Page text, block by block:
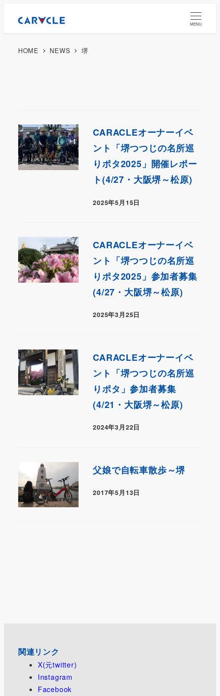
MENU
HOME NEWS 堺
CARACLEオーナーイベ
ント「堺つつじの名所巡
りポタ2025」開催レポー
ト(4/27・大阪堺～松原)
2025年5月15日
CARACLEオーナーイベ
ント「堺つつじの名所巡
りポタ2025」参加者募集
(4/27・大阪堺～松原)
2025年3月25日
CARACLEオーナーイベ
ント「堺つつじの名所巡
りポタ」参加者募集
(4/21・大阪堺～松原)
2024年3月22日
父娘で自転車散歩～堺
2017年5月13日
関連リンク
X(元twitter)
Instagram
Facebook